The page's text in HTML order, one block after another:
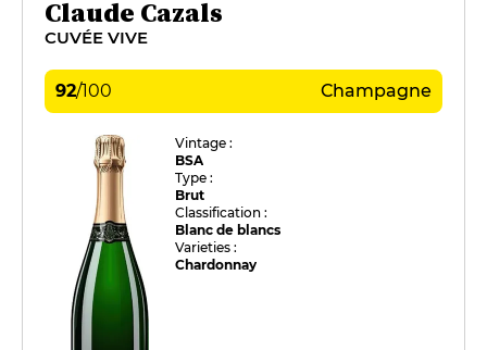
Claude Cazals
CUVÉE VIVE
92/100 Champagne
Vintage :
BSA
Type :
Brut
Classification :
Blanc de blancs
Varieties :
Chardonnay